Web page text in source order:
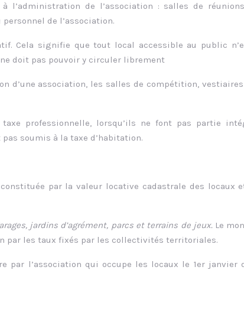
de l’association : salles de
de l’association.
Cela signifie que tout local accessible au public
doit pas pouvoir y circuler librement
d’une association, les salles de compétition,
professionnelle, lorsqu’ils ne font pas partie
soumis à la taxe d’habitation.
par la valeur locative cadastrale des locaux
jardins d’agrément, parcs et terrains de jeux. Le
par les taux fixés par les collectivités territoriales.
par l’association qui occupe les locaux le 1er janvier